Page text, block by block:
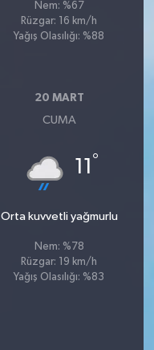
Nem: %67
Rüzgar: 16 km/h
Yağış Olasılığı: %88
20 MART
CUMA
11 °
Orta kuvvetli yağmurlu
Nem: %78
Rüzgar: 19 km/h
Yağış Olasılığı: %83